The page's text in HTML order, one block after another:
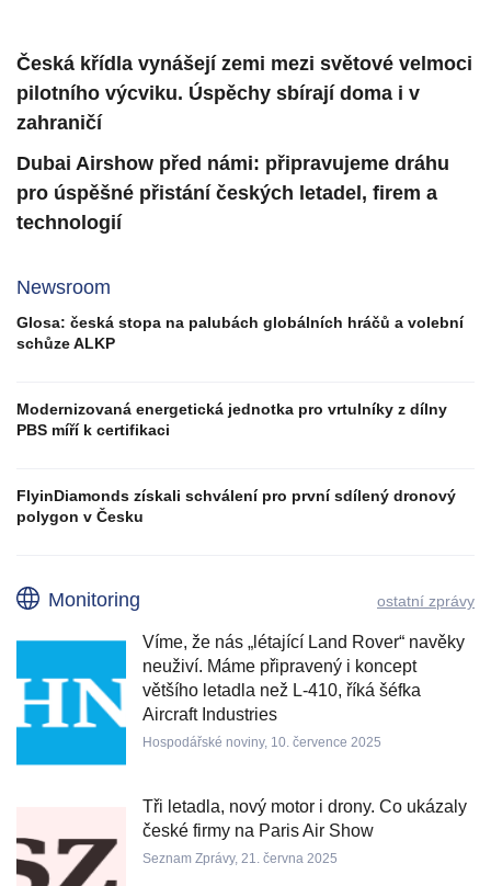
Česká křídla vynášejí zemi mezi světové velmoci
pilotního výcviku. Úspěchy sbírají doma i v
zahraničí
Dubai Airshow před námi: připravujeme dráhu
pro úspěšné přistání českých letadel, firem a
technologií
Newsroom
Glosa: česká stopa na palubách globálních hráčů a volební
schůze ALKP
Modernizovaná energetická jednotka pro vrtulníky z dílny
PBS míří k certifikaci
FlyinDiamonds získali schválení pro první sdílený dronový
polygon v Česku
Monitoring ostatní zprávy
Víme, že nás „létající Land Rover“ navěky
neuživí. Máme připravený i koncept
většího letadla než L-410, říká šéfka
Aircraft Industries
Hospodářské noviny, 10. července 2025
Tři letadla, nový motor i drony. Co ukázaly
české firmy na Paris Air Show
Seznam Zprávy, 21. června 2025